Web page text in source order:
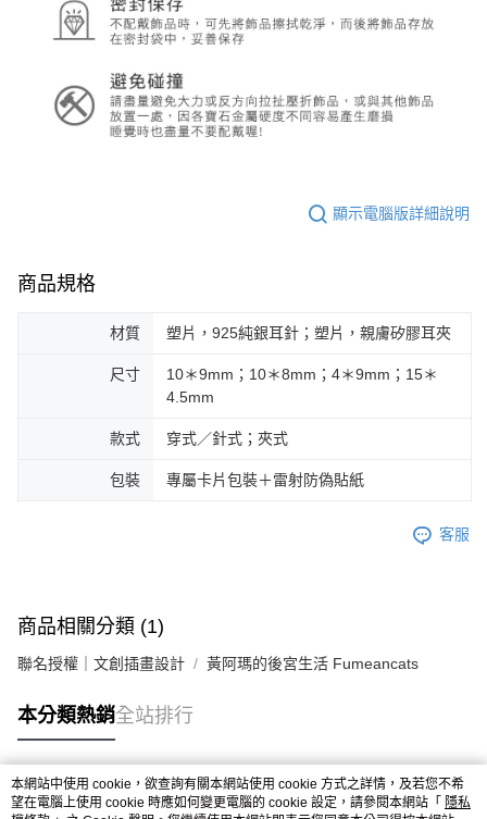
顯示電腦版詳細說明
商品規格
材質 塑片，925純銀耳針；塑片，親膚矽膠耳夾
尺寸
10＊9mm；10＊8mm；4＊9mm；15＊
4.5mm
款式 穿式／針式；夾式
包裝 專屬卡片包裝＋雷射防偽貼紙
客服
商品相關分類 (1)
聯名授權｜文創插畫設計 黃阿瑪的後宮生活 Fumeancats
本分類熱銷全站排行
熱門標籤
本網站中使用 cookie，欲查詢有關本網站使用 cookie 方式之詳情，及若您不希
望在電腦上使用 cookie 時應如何變更電腦的 cookie 設定，請參閱本網站「 隱私